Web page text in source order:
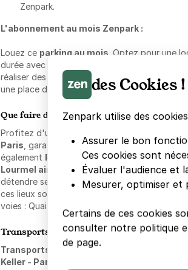
Zenpark.
L'abonnement au mois Zenpark :
Louez ce parking au mois . Optez pour une
durée avec cette formule. Cette formule vous
réaliser des économies et de ne plus vous
une place disponible dans le quartier !
Que faire dans les alentours ?
Profitez d'un stationnement Zenpark à deux
Paris , garantissant un accès sans encombre.
également Pharmacie Charles Michels,
Lourmel ainsi que Le Théatre. Que vous
détendre seul ou partager un bon moment à
ces lieux sont idéaux. Le quartier est aussi
voies : Quai André Citroën, rue de Grenelle et
Transports en commun à proximité du
Transports à proximité du Keller - rue de
Keller - Paris 15
des Cookies !
Zenpark utilise des
Assurer le bon
Ces cookies sont
Évaluer l'audience et
Mesurer, optimiser et
Certains de ces cookies
consulter notre politique
de page.